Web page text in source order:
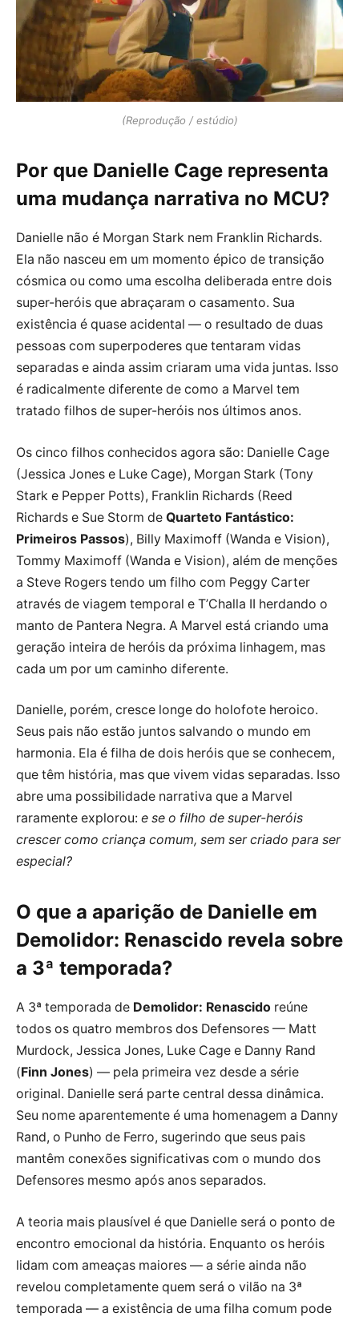
(Reprodução / estúdio)
Por que Danielle Cage representa
uma mudança narrativa no MCU?
Danielle não é Morgan Stark nem Franklin Richards.
Ela não nasceu em um momento épico de transição
cósmica ou como uma escolha deliberada entre dois
super-heróis que abraçaram o casamento. Sua
existência é quase acidental — o resultado de duas
pessoas com superpoderes que tentaram vidas
separadas e ainda assim criaram uma vida juntas. Isso
é radicalmente diferente de como a Marvel tem
tratado filhos de super-heróis nos últimos anos.
Os cinco filhos conhecidos agora são: Danielle Cage
(Jessica Jones e Luke Cage), Morgan Stark (Tony
Stark e Pepper Potts), Franklin Richards (Reed
Richards e Sue Storm de Quarteto Fantástico:
Primeiros Passos), Billy Maximoff (Wanda e Vision),
Tommy Maximoff (Wanda e Vision), além de menções
a Steve Rogers tendo um filho com Peggy Carter
através de viagem temporal e T’Challa II herdando o
manto de Pantera Negra. A Marvel está criando uma
geração inteira de heróis da próxima linhagem, mas
cada um por um caminho diferente.
Danielle, porém, cresce longe do holofote heroico.
Seus pais não estão juntos salvando o mundo em
harmonia. Ela é filha de dois heróis que se conhecem,
que têm história, mas que vivem vidas separadas. Isso
abre uma possibilidade narrativa que a Marvel
raramente explorou: e se o filho de super-heróis
crescer como criança comum, sem ser criado para ser
especial?
O que a aparição de Danielle em
Demolidor: Renascido revela sobre
a 3ª temporada?
A 3ª temporada de Demolidor: Renascido reúne
todos os quatro membros dos Defensores — Matt
Murdock, Jessica Jones, Luke Cage e Danny Rand
(Finn Jones) — pela primeira vez desde a série
original. Danielle será parte central dessa dinâmica.
Seu nome aparentemente é uma homenagem a Danny
Rand, o Punho de Ferro, sugerindo que seus pais
mantêm conexões significativas com o mundo dos
Defensores mesmo após anos separados.
A teoria mais plausível é que Danielle será o ponto de
encontro emocional da história. Enquanto os heróis
lidam com ameaças maiores — a série ainda não
revelou completamente quem será o vilão na 3ª
temporada — a existência de uma filha comum pode